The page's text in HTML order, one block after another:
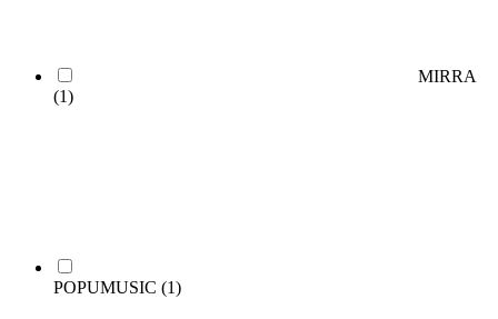
MIRRA
(1)
POPUMUSIC (1)